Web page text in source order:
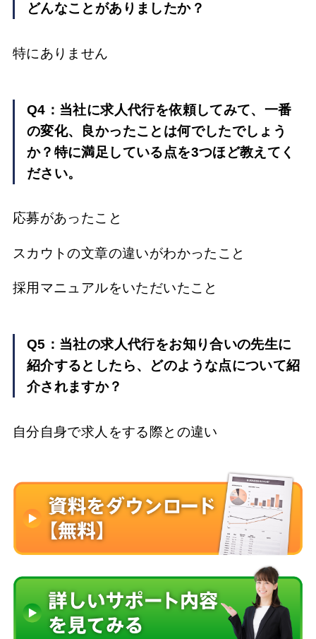
どんなことがありましたか？
特にありません
Q4：当社に求人代行を依頼してみて、一番
の変化、良かったことは何でしたでしょう
か？特に満足している点を3つほど教えてく
ださい。
応募があったこと
スカウトの文章の違いがわかったこと
採用マニュアルをいただいたこと
Q5：当社の求人代行をお知り合いの先生に
紹介するとしたら、どのような点について紹
介されますか？
自分自身で求人をする際との違い